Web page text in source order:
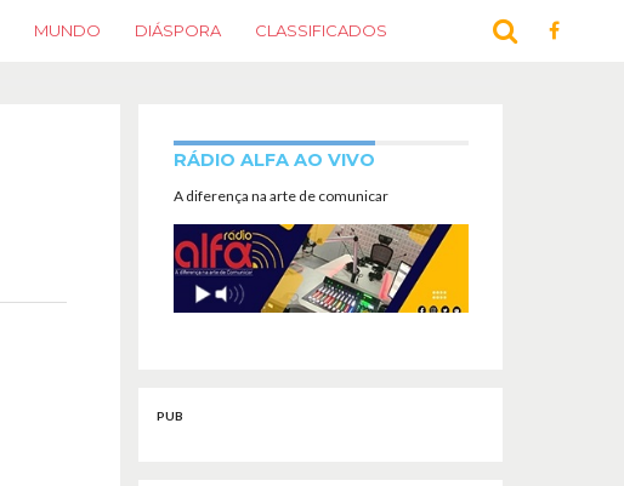
MUNDO DIÁSPORA CLASSIFICADOS
RÁDIO ALFA AO VIVO
A diferença na arte de comunicar
PUB